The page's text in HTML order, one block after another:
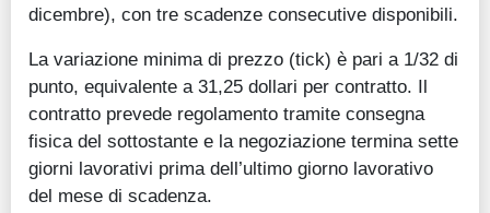
dicembre), con tre scadenze consecutive disponibili.
La variazione minima di prezzo (tick) è pari a 1/32 di
punto, equivalente a 31,25 dollari per contratto. Il
contratto prevede regolamento tramite consegna
fisica del sottostante e la negoziazione termina sette
giorni lavorativi prima dell’ultimo giorno lavorativo
del mese di scadenza.